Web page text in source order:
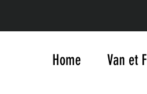
Home Van et